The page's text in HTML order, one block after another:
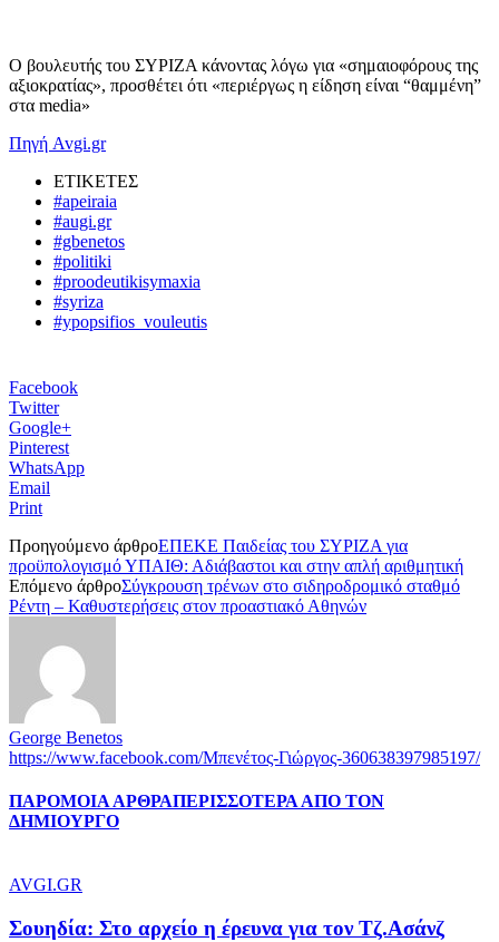
Ο βουλευτής του ΣΥΡΙΖΑ κάνοντας λόγω για «σημαιοφόρους της
αξιοκρατίας», προσθέτει ότι «περιέργως η είδηση είναι “θαμμένη”
στα media»
Πηγή Avgi.gr
ΕΤΙΚΕΤΕΣ
#apeiraia
#augi.gr
#gbenetos
#politiki
#proodeutikisymaxia
#syriza
#ypopsifios_vouleutis
Facebook
Twitter
Google+
Pinterest
WhatsApp
Email
Print
Προηγούμενο άρθροΕΠΕΚΕ Παιδείας του ΣΥΡΙΖΑ για
προϋπολογισμό ΥΠΑΙΘ: Αδιάβαστοι και στην απλή αριθμητική
Επόμενο άρθροΣύγκρουση τρένων στο σιδηροδρομικό σταθμό
Ρέντη – Καθυστερήσεις στον προαστιακό Αθηνών
George Benetos
https://www.facebook.com/Μπενέτος-Γιώργος-360638397985197/
ΠΑΡΟΜΟΙΑ ΑΡΘΡΑΠΕΡΙΣΣΟΤΕΡΑ ΑΠΟ ΤΟΝ
ΔΗΜΙΟΥΡΓΟ
AVGI.GR
Σουηδία: Στο αρχείο η έρευνα για τον Τζ.Ασάνζ